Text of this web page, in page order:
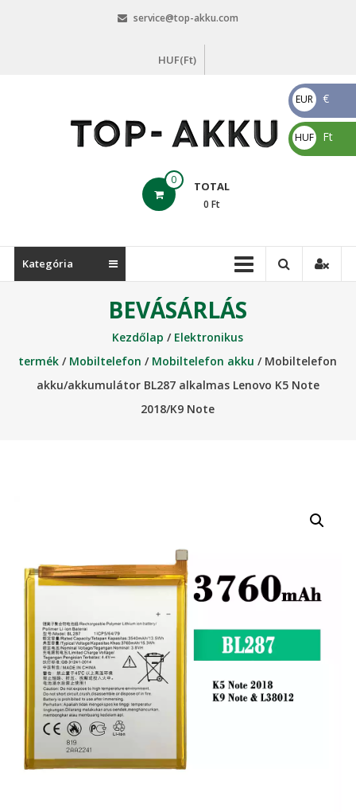
service@top-akku.com
HUF(Ft)
akku.com
0 TOTAL
0 Ft
Kategória
BEVÁSÁRLÁS
Kezdőlap / Elektronikus
termék / Mobiltelefon / Mobiltelefon akku / Mobiltelefon
akku/akkumulátor BL287 alkalmas Lenovo K5 Note
2018/K9 Note
EUR
€
€
HUF
Ft
Ft